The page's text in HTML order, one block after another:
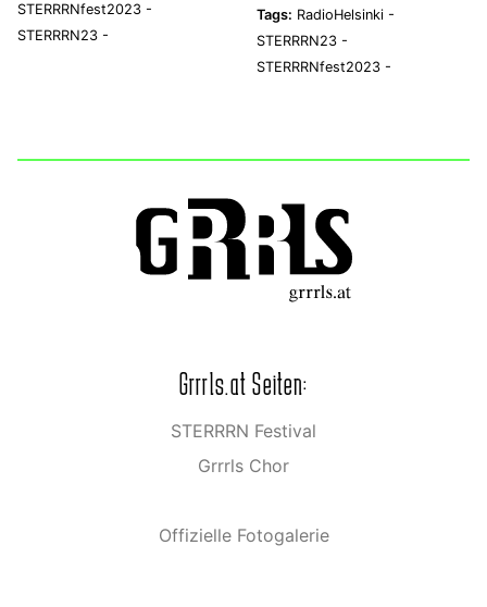
STERRRNfest2023 -
STERRRN23 -
Tags: RadioHelsinki -
STERRRN23 -
STERRRNfest2023 -
Grrrls.at Seiten:
STERRRN Festival
Grrrls Chor
Offizielle Fotogalerie